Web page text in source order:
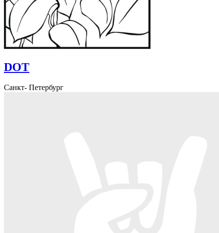
DOT
Санкт- Петербург